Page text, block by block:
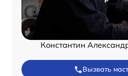
Константин
Вызвать